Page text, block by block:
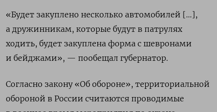
«Будет закуплено несколько автомобилей [...],
а дружинникам, которые будут в патрулях
ходить, будет закуплена форма с шевронами
и бейджами», — пообещал губернатор.
Согласно закону «Об обороне», территориальной
обороной в России считаются проводимые